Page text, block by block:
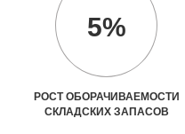
5%
РОСТ ОБОРАЧИВАЕМОСТИ
СКЛАДСКИХ ЗАПАСОВ